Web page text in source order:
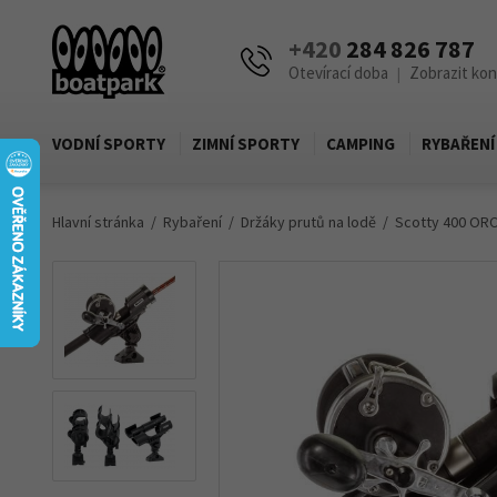
+420 284 826 787
Otevírací doba | Zobrazit
VODNÍ SPORTY ZIMNÍ SPORTY CAMPING RYBAŘENÍ
Hlavní stránka Rybaření Držáky prutů na lodě Scotty 400